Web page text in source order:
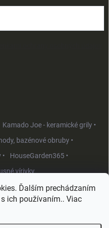
Ďalším prechádzaním
ich používaním.. Viac
Kamado Joe - keramické grily •
bazénové obruby •
HouseGarden365 •
vírivky